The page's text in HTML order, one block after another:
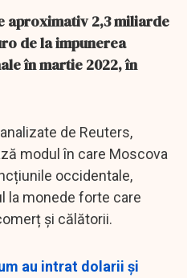
aproximativ 2,3 miliarde
de la impunerea
în martie 2022, în
de Reuters,
modul în care Moscova
occidentale,
la monede forte care
și călătorii.
au intrat dolarii și